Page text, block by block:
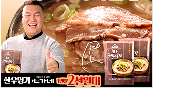
52.64% 정청래 39.89% 송영길 7.47%
약 부족 현실화
원 동해안 강한 비 이어져
거차에 치여 사망
2명 숨져
결혼 페널티' 22개 과제 손본다